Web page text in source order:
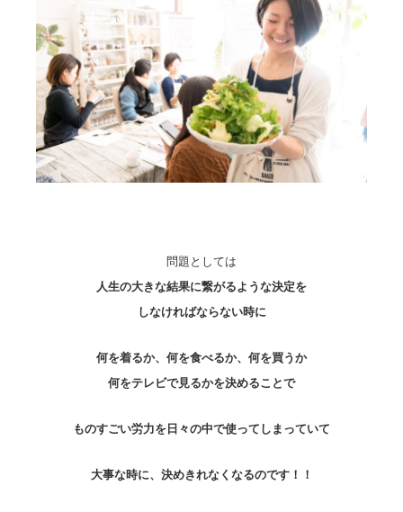
問題としては
人生の大きな結果に繋がるような決定を
しなければならない時に
何を着るか、何を食べるか、何を買うか
何をテレビで見るかを決めることで
ものすごい労力を日々の中で使ってしまっていて
大事な時に、決めきれなくなるのです！！